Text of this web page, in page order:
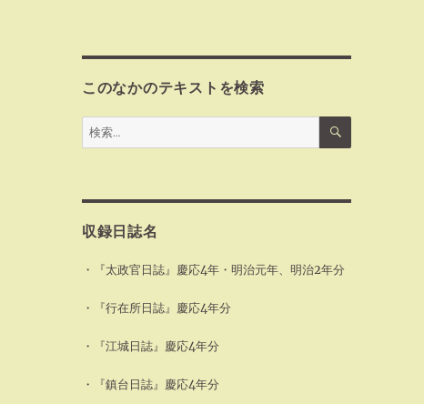
このなかのテキストを検索
検
索:
検
収録日誌名
・『太政官日誌』慶応4年・明治元年、明治2年分
・『行在所日誌』慶応4年分
・『江城日誌』慶応4年分
・『鎮台日誌』慶応4年分